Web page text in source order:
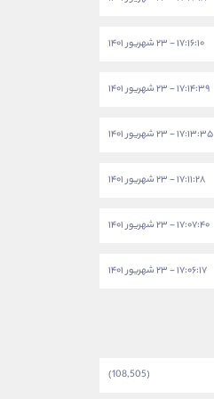
۱۷:۱۶:۱۰ - ۲۳ شهریور ۱۴۰۱
۱۷:۱۴:۳۹ - ۲۳ شهریور ۱۴۰۱
۱۷:۱۳:۳۵ - ۲۳ شهریور ۱۴۰۱
۱۷:۱۱:۲۸ - ۲۳ شهریور ۱۴۰۱
۱۷:۰۷:۴۰ - ۲۳ شهریور ۱۴۰۱
۱۷:۰۶:۱۷ - ۲۳ شهریور ۱۴۰۱
(108,505)